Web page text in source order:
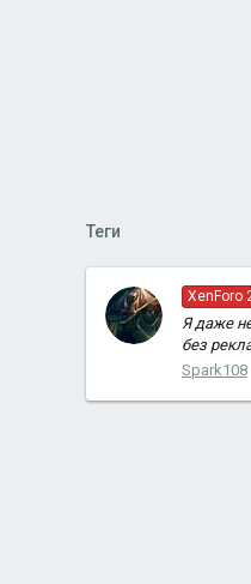
Теги
XenForo
Я даже
без
Spark108